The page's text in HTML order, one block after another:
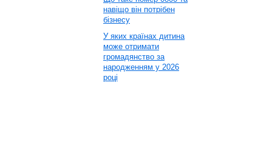
навіщо він потрібен
бізнесу
У яких країнах дитина
може отримати
громадянство за
народженням у 2026
році